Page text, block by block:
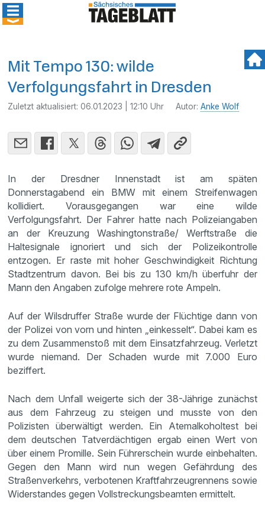
Mit Tempo 130: wilde
Verfolgungsfahrt in Dresden
Zuletzt aktualisiert:06.01.2023 | 12:10 Uhr Autor:Anke Wolf
In der Dresdner Innenstadt ist am späten
Donnerstagabend ein BMW mit einem Streifenwagen
kollidiert. Vorausgegangen war eine wilde
Verfolgungsfahrt. Der Fahrer hatte nach Polizeiangaben
an der Kreuzung Washingtonstraße/ Werftstraße die
Haltesignale ignoriert und sich der Polizeikontrolle
entzogen. Er raste mit hoher Geschwindigkeit Richtung
Stadtzentrum davon. Bei bis zu 130 km/h überfuhr der
Mann den Angaben zufolge mehrere rote Ampeln.
Auf der Wilsdruffer Straße wurde der Flüchtige dann von
der Polizei von vorn und hinten „einkesselt“. Dabei kam es
zu dem Zusammenstoß mit dem Einsatzfahrzeug. Verletzt
wurde niemand. Der Schaden wurde mit 7.000 Euro
beziffert.
Nach dem Unfall weigerte sich der 38-Jährige zunächst
aus dem Fahrzeug zu steigen und musste von den
Polizisten überwältigt werden. Ein Atemalkoholtest bei
dem deutschen Tatverdächtigen ergab einen Wert von
über einem Promille. Sein Führerschein wurde einbehalten.
Gegen den Mann wird nun wegen Gefährdung des
Straßenverkehrs, verbotenen Kraftfahrzeugrennens sowie
Widerstandes gegen Vollstreckungsbeamten ermittelt.